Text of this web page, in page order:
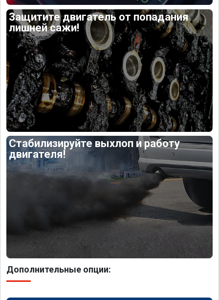
Защитите двигатель от попадания
лишней сажи!
Стабилизируйте выхлоп и работу
двигателя!
Дополнительные опции: